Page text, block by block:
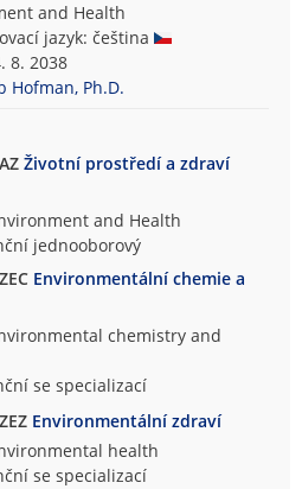
and Health
jazyk: čeština
8. 2038
Hofman, Ph.D.
Životní prostředí a zdraví
and Health
jednooborový
Environmentální chemie a
chemistry and
se specializací
Environmentální zdraví
health
se specializací